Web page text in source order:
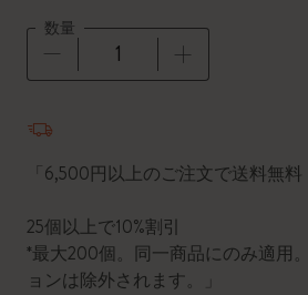
数量
「6,500円以上のご注文で送料無料
25個以上で10%割引
*最大200個。同一商品にのみ適用
ョンは除外されます。」